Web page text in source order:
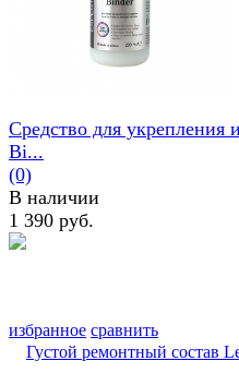
избранное сравнить
Средство для
Bi...
(0)
В наличии
1 390 руб.